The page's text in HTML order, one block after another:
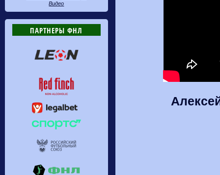
Видео
ПАРТНЕРЫ ФНЛ